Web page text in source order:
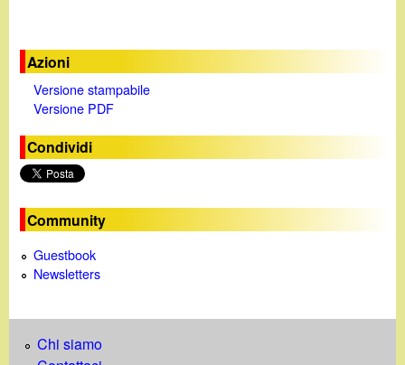
Azioni
Versione stampabile
Versione PDF
Condividi
Community
Guestbook
Newsletters
Chi siamo